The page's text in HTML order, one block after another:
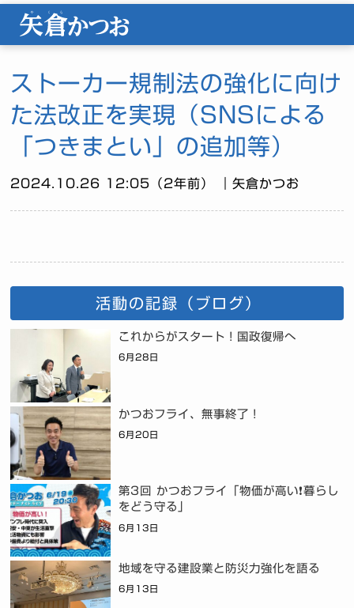
ストーカー規制法の強化に向け
た法改正を実現（SNSによる
「つきまとい」の追加等）
2024.10.26 12:05（2年前） ｜矢倉かつお
活動の記録（ブログ）
これからがスタート！国政復帰へ
6月28日
かつおフライ、無事終了！
6月20日
第3回 かつおフライ「物価が高い❗暮らし
をどう守る」
6月13日
地域を守る建設業と防災力強化を語る
6月13日